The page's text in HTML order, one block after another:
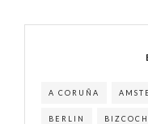
A CORUÑA
BERLIN